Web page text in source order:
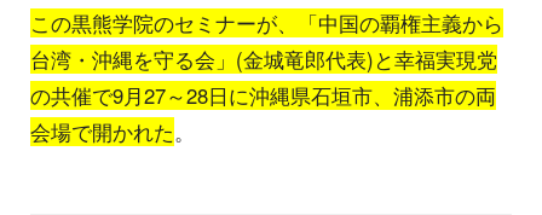
この黒熊学院のセミナーが、「中国の覇権主義から
台湾・沖縄を守る会」(金城竜郎代表)と幸福実現党
の共催で9月27～28日に沖縄県石垣市、浦添市の両
会場で開かれた。